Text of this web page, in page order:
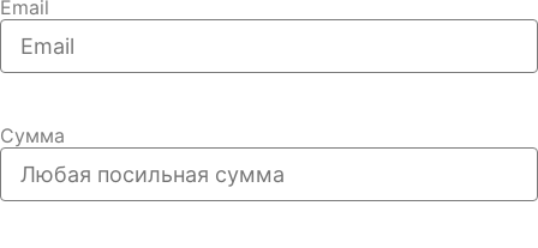
Email
Сумма